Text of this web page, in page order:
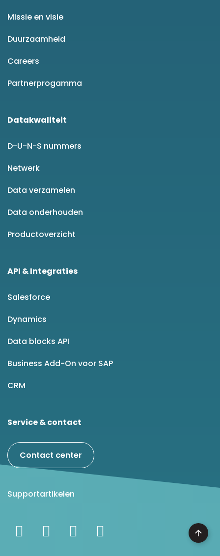
Missie en visie
Duurzaamheid
Careers
Partnerprogamma
Datakwaliteit
D-U-N-S nummers
Netwerk
Data verzamelen
Data onderhouden
Productoverzicht
API & Integraties
Salesforce
Dynamics
Data blocks API
Business Add-On voor SAP
CRM
Service & contact
Contact center
Supportartikelen